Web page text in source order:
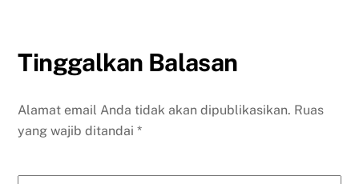
Tinggalkan Balasan
Alamat email Anda tidak akan dipublikasikan. Ruas
yang wajib ditandai*